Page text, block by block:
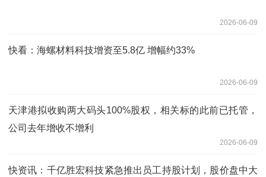
2026-06-09
快看：海螺材料科技增资至5.8亿 增幅约33%
2026-06-09
天津港拟收购两大码头100%股权，相关标的此前已托管，
公司去年增收不增利
2026-06-09
快资讯：千亿胜宏科技紧急推出员工持股计划，股价盘中大